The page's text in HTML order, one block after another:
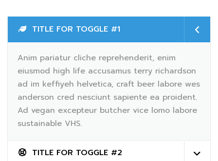
TITLE FOR TOGGLE #1
Anim pariatur cliche reprehenderit, enim
eiusmod high life accusamus terry richardson
ad im keffiyeh helvetica, craft beer labore wes
anderson cred nesciunt sapiente ea proident.
Ad vegan excepteur butcher vice lomo labore
sustainable VHS.
TITLE FOR TOGGLE #2